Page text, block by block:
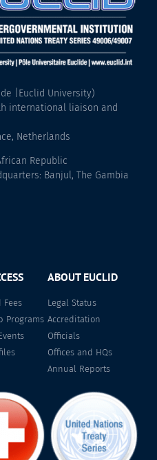
|Euclid University)
international liaison and
Netherlands
Republic
Banjul, The Gambia
Fees
Programs
ABOUT EUCLID
Legal Status
Accreditation
Officials
Offices and HQs
Annual Reports